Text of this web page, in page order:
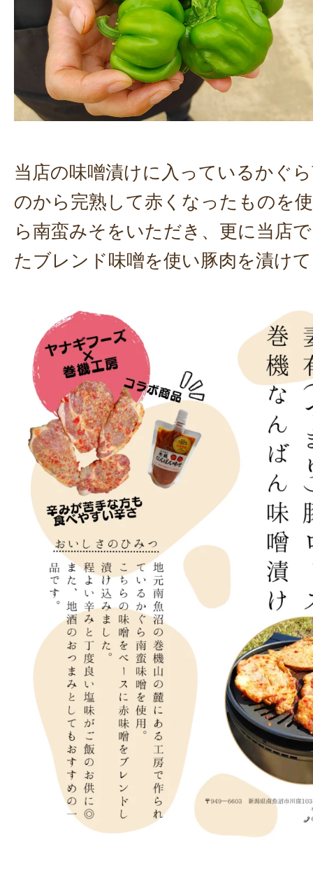
当店の味噌漬けに入っているかぐ
のから完熟して赤くなったものを
ら南蛮みそをいただき、更に当店
たブレンド味噌を使い豚肉を漬け